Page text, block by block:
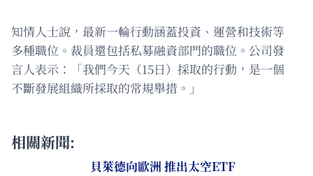
知情人士說，最新一輪行動涵蓋投資、運營和技術等
多種職位。裁員還包括私募融資部門的職位。公司發
言人表示：「我們今天（15日）採取的行動，是一個
不斷發展組織所採取的常規舉措。」
相關新聞:
貝萊德向歐洲 推出太空ETF